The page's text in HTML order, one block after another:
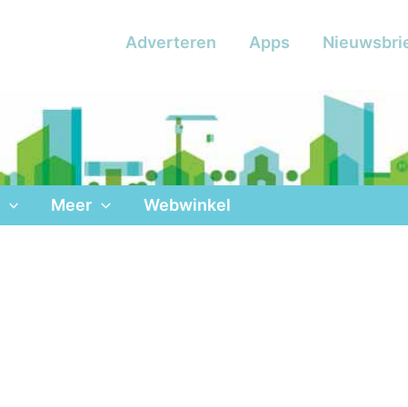
Adverteren Apps
Meer Webwinkel